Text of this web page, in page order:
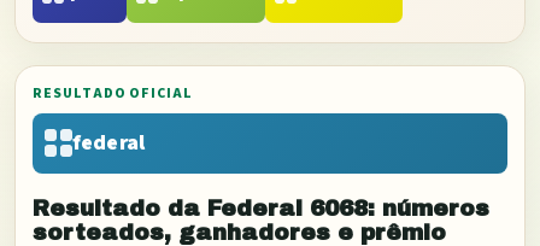
RESULTADO OFICIAL
federal
Resultado da Federal 6068: números
sorteados, ganhadores e prêmio